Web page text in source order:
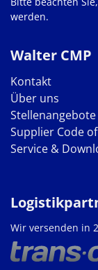
Walter CMP
Kontakt
Über uns
Stellenangebote
Supplier Code
Service &
werden.
Wir versenden in